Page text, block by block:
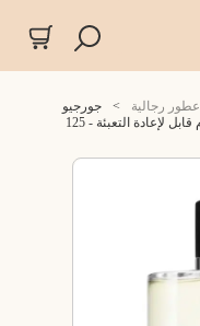
عطور رجالية >
جورجيو
ارماني عطر بخاخ أكوا دي جيو أو دو بيرفيوم قابل لإعادة التعبئة - 125